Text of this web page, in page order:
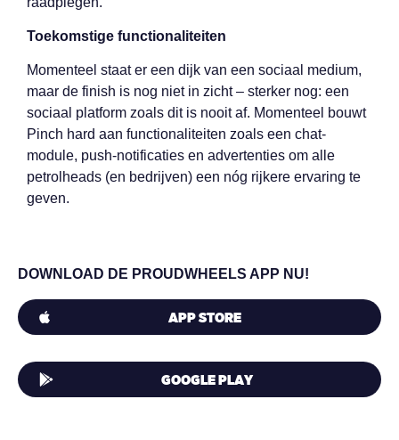
Toekomstige functionaliteiten
Momenteel staat er een dijk van een sociaal medium,
maar de finish is nog niet in zicht – sterker nog: een
sociaal platform zoals dit is nooit af. Momenteel bouwt
Pinch hard aan functionaliteiten zoals een chat-
module, push-notificaties en advertenties om alle
petrolheads (en bedrijven) een nóg rijkere ervaring te
geven.
DOWNLOAD DE PROUDWHEELS APP NU!
APP STORE
GOOGLE PLAY